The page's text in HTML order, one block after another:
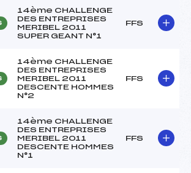
14ème CHALLENGE
DES ENTREPRISES
MERIBEL 2011
SUPER GEANT N°1
FFS
14ème CHALLENGE
DES ENTREPRISES
MERIBEL 2011
DESCENTE HOMMES
N°2
FFS
14ème CHALLENGE
DES ENTREPRISES
MERIBEL 2011
DESCENTE HOMMES
N°1
FFS